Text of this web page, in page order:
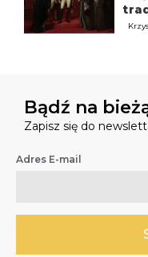
Bądź na
Zapisz się do
Adres E-mail